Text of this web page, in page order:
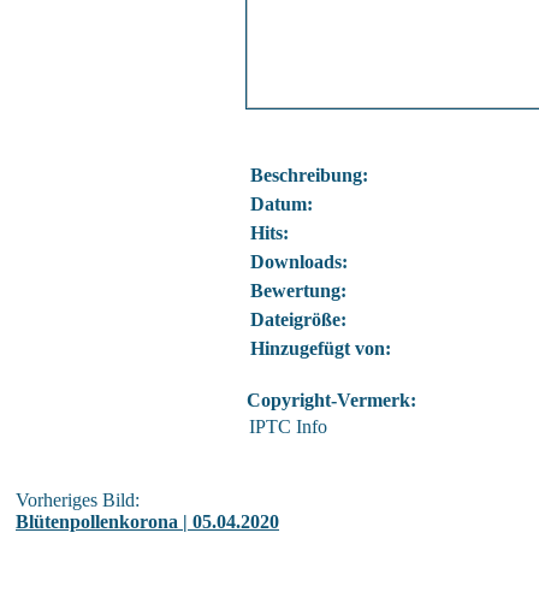
Beschreibung:
Datum:
Hits:
Downloads:
Bewertung:
Dateigröße:
Hinzugefügt von:
Copyright-Vermerk:
IPTC Info
Vorheriges Bild:
Blütenpollenkorona | 05.04.2020